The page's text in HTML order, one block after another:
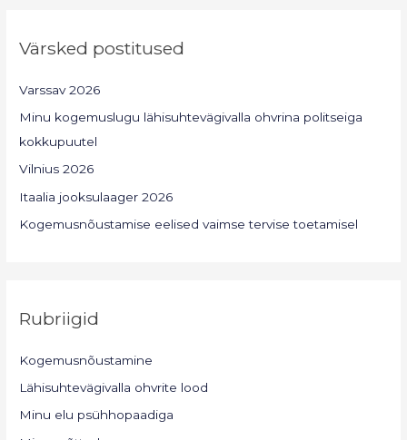
Värsked postitused
Varssav 2026
Minu kogemuslugu lähisuhtevägivalla ohvrina politseiga
kokkupuutel
Vilnius 2026
Itaalia jooksulaager 2026
Kogemusnõustamise eelised vaimse tervise toetamisel
Rubriigid
Kogemusnõustamine
Lähisuhtevägivalla ohvrite lood
Minu elu psühhopaadiga